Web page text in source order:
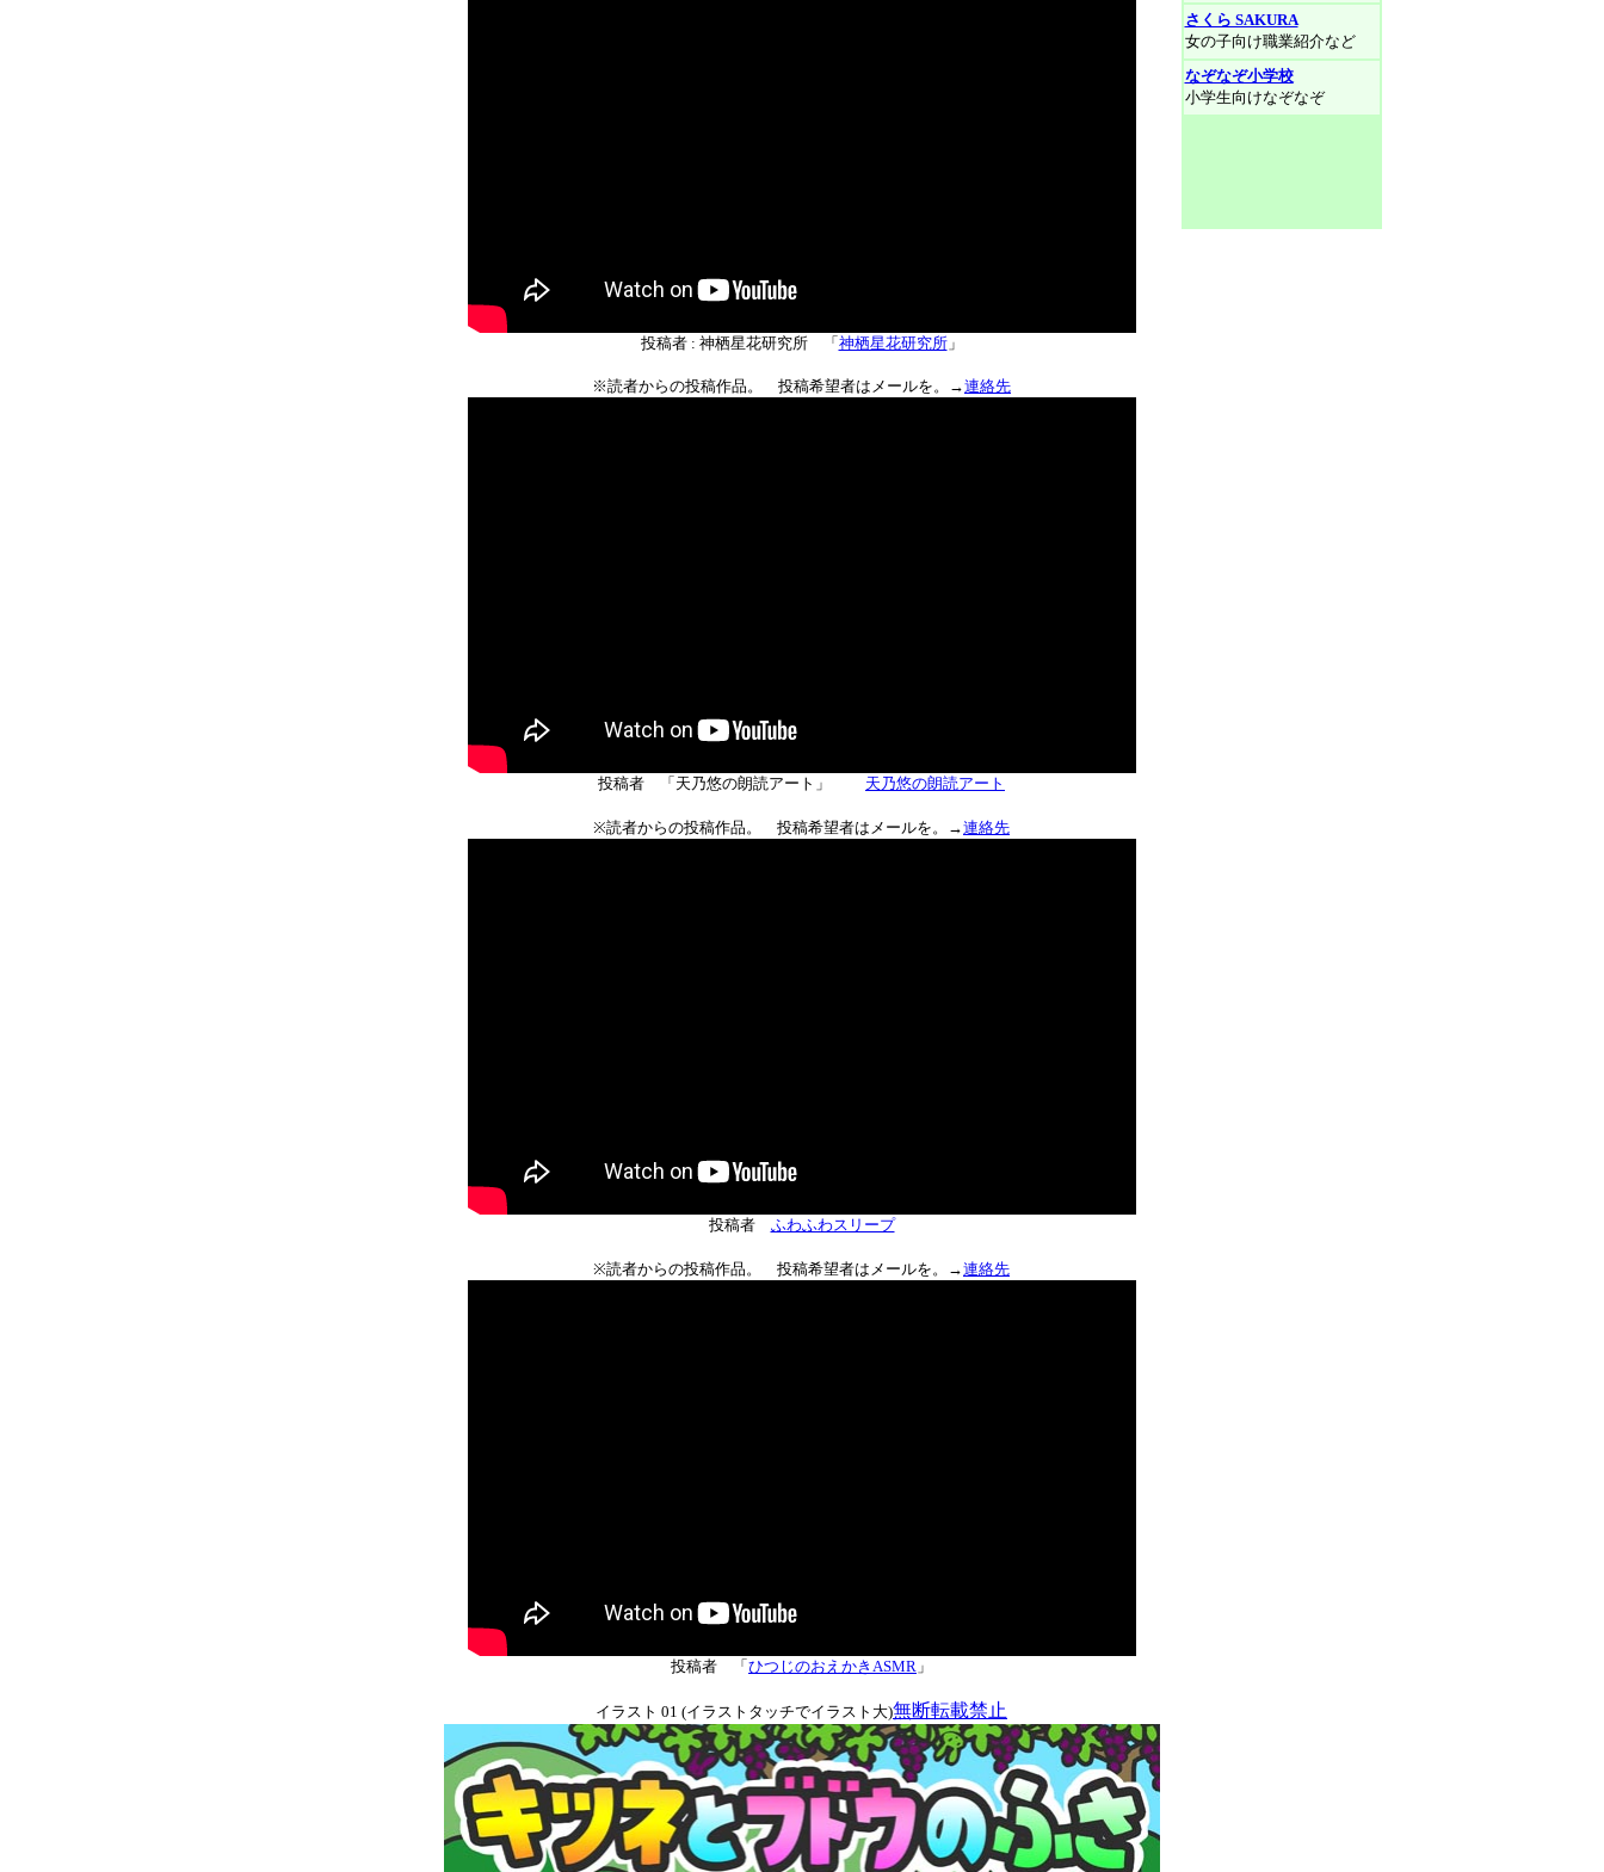
投稿者 : 神栖星花研究所 「 神栖星花研究所」
※読者からの投稿作品。 投稿希望者はメールを。→連絡先
投稿者 「天乃悠の朗読アート」 天乃悠の朗読アート
※読者からの投稿作品。 投稿希望者はメールを。→連絡先
投稿者 ふわふわスリープ
※読者からの投稿作品。 投稿希望者はメールを。→連絡先
投稿者 「 ひつじのおえかきASMR 」
イラスト 01 (イラストタッチでイラスト大)無断転載禁止
さくら SAKURA
女の子向け職業紹介など
なぞなぞ小学校
小学生向けなぞなぞ